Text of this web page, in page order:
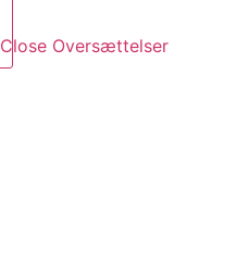
Close Oversættelser